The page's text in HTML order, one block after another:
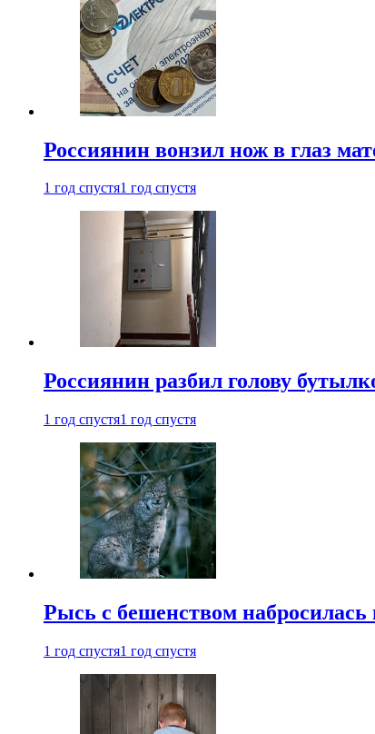
Россиянин вонзил нож в глаз
1 год спустя1 год спустя
Россиянин разбил голову
1 год спустя1 год спустя
Рысь с бешенством
1 год спустя1 год спустя